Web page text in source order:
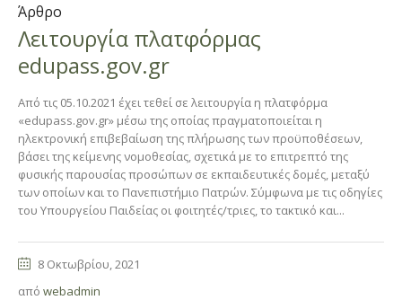
Άρθρο
Λειτουργία πλατφόρμας
edupass.gov.gr
Από τις 05.10.2021 έχει τεθεί σε λειτουργία η πλατφόρμα
«edupass.gov.gr» μέσω της οποίας πραγματοποιείται η
ηλεκτρονική επιβεβαίωση της πλήρωσης των προϋποθέσεων,
βάσει της κείμενης νομοθεσίας, σχετικά με το επιτρεπτό της
φυσικής παρουσίας προσώπων σε εκπαιδευτικές δομές, μεταξύ
των οποίων και το Πανεπιστήμιο Πατρών. Σύμφωνα με τις οδηγίες
του Υπουργείου Παιδείας οι φοιτητές/τριες, το τακτικό και...
8 Οκτωβρίου, 2021
από webadmin